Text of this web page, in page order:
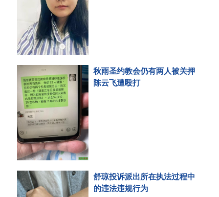
秋雨圣约教会仍有两人被关押
陈云飞遭殴打
舒琼投诉派出所在执法过程中
的违法违规行为